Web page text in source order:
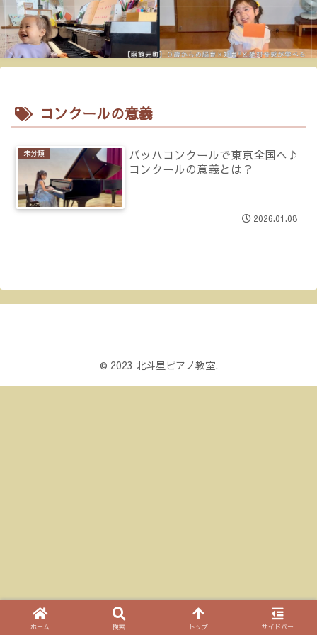
コンクールの意義
未分類
バッハコンクールで東京全国へ♪
コンクールの意義とは？
2026.01.08
© 2023 北斗星ピアノ教室.
ホーム 検索 トップ サイドバー